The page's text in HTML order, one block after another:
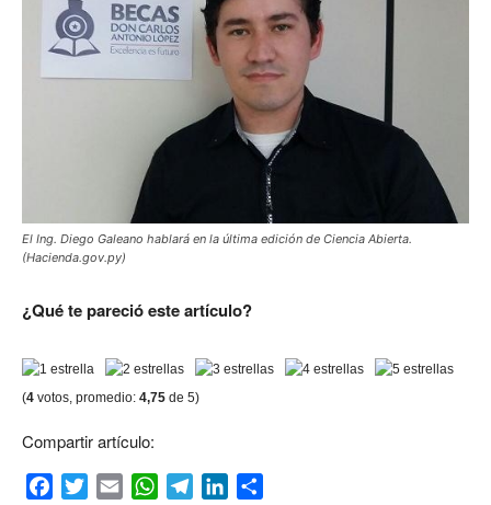
El Ing. Diego Galeano hablará en la última edición de Ciencia Abierta.
(Hacienda.gov.py)
¿Qué te pareció este artículo?
(4 votos, promedio: 4,75 de 5)
Compartir artículo:
FacebookTwitterEmail WhatsAppTelegramLinkedIn